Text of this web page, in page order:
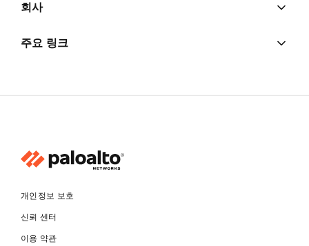
회사
주요 링크
개인정보 보호
신뢰 센터
이용 약관